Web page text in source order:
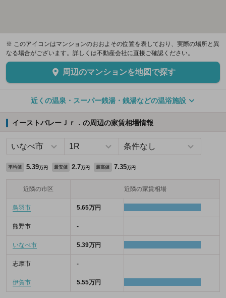
※ このアイコンはマンションのおおよその位置を表しており、実際の場所と異
なる場合がございます。詳しくは不動産会社に直接ご確認ください。
周辺のマンションを地図で探す
近くの温泉・スーパー銭湯・銭湯などの温浴施設
イーストバレーＪｒ．の周辺の家賃相場情報
平均値 5.39万円 最安値 2.7万円 最高値 7.35万円
近隣の市区 近隣の家賃相場
鳥羽市 5.65万円
熊野市 -
いなべ市 5.39万円
志摩市 -
伊賀市 5.55万円